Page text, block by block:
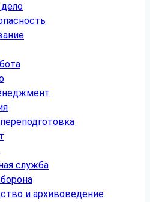
служба
и архивоведение